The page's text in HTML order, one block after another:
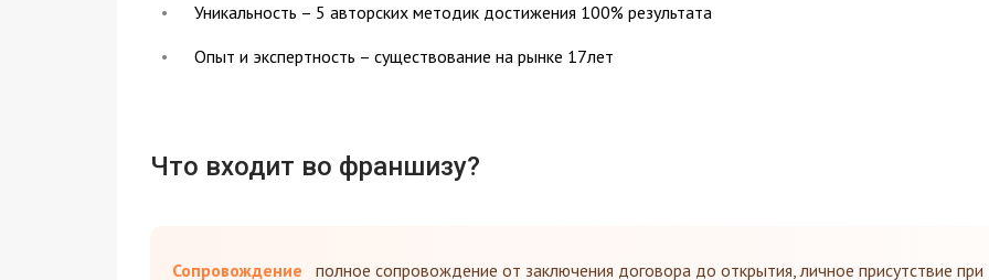
Уникальность – 5 авторских методик достижения 100% результата
Опыт и экспертность – существование на рынке 17лет
Что входит во франшизу?
Сопровождение полное сопровождение от заключения договора до открытия, личное присутствие при